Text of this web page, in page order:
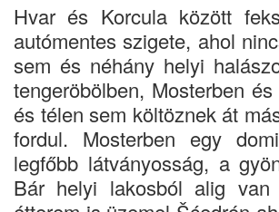
Hvar és Korcula között
autómentes szigete, ahol
sem és néhány helyi
tengeröbölben, Mosterben
és télen sem költöznek át
fordul. Mosterben egy
legfőbb látványosság, a
Bár helyi lakosból alig